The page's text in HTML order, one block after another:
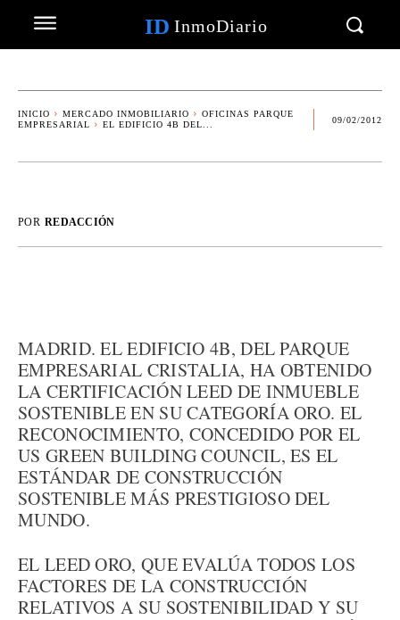
ID InmoDiario
INICIO MERCADO INMOBILIARIO
OFICINAS PARQUE
EMPRESARIAL
EL EDIFICIO 4B DEL...
09/02/2012
POR REDACCIÓN
MADRID. EL EDIFICIO 4B, DEL PARQUE
EMPRESARIAL CRISTALIA, HA OBTENIDO
LA CERTIFICACIÓN LEED DE INMUEBLE
SOSTENIBLE EN SU CATEGORÍA ORO. EL
RECONOCIMIENTO, CONCEDIDO POR EL
US GREEN BUILDING COUNCIL, ES EL
ESTÁNDAR DE CONSTRUCCIÓN
SOSTENIBLE MÁS PRESTIGIOSO DEL
MUNDO.
EL LEED ORO, QUE EVALÚA TODOS LOS
FACTORES DE LA CONSTRUCCIÓN
RELATIVOS A SU SOSTENIBILIDAD Y SU